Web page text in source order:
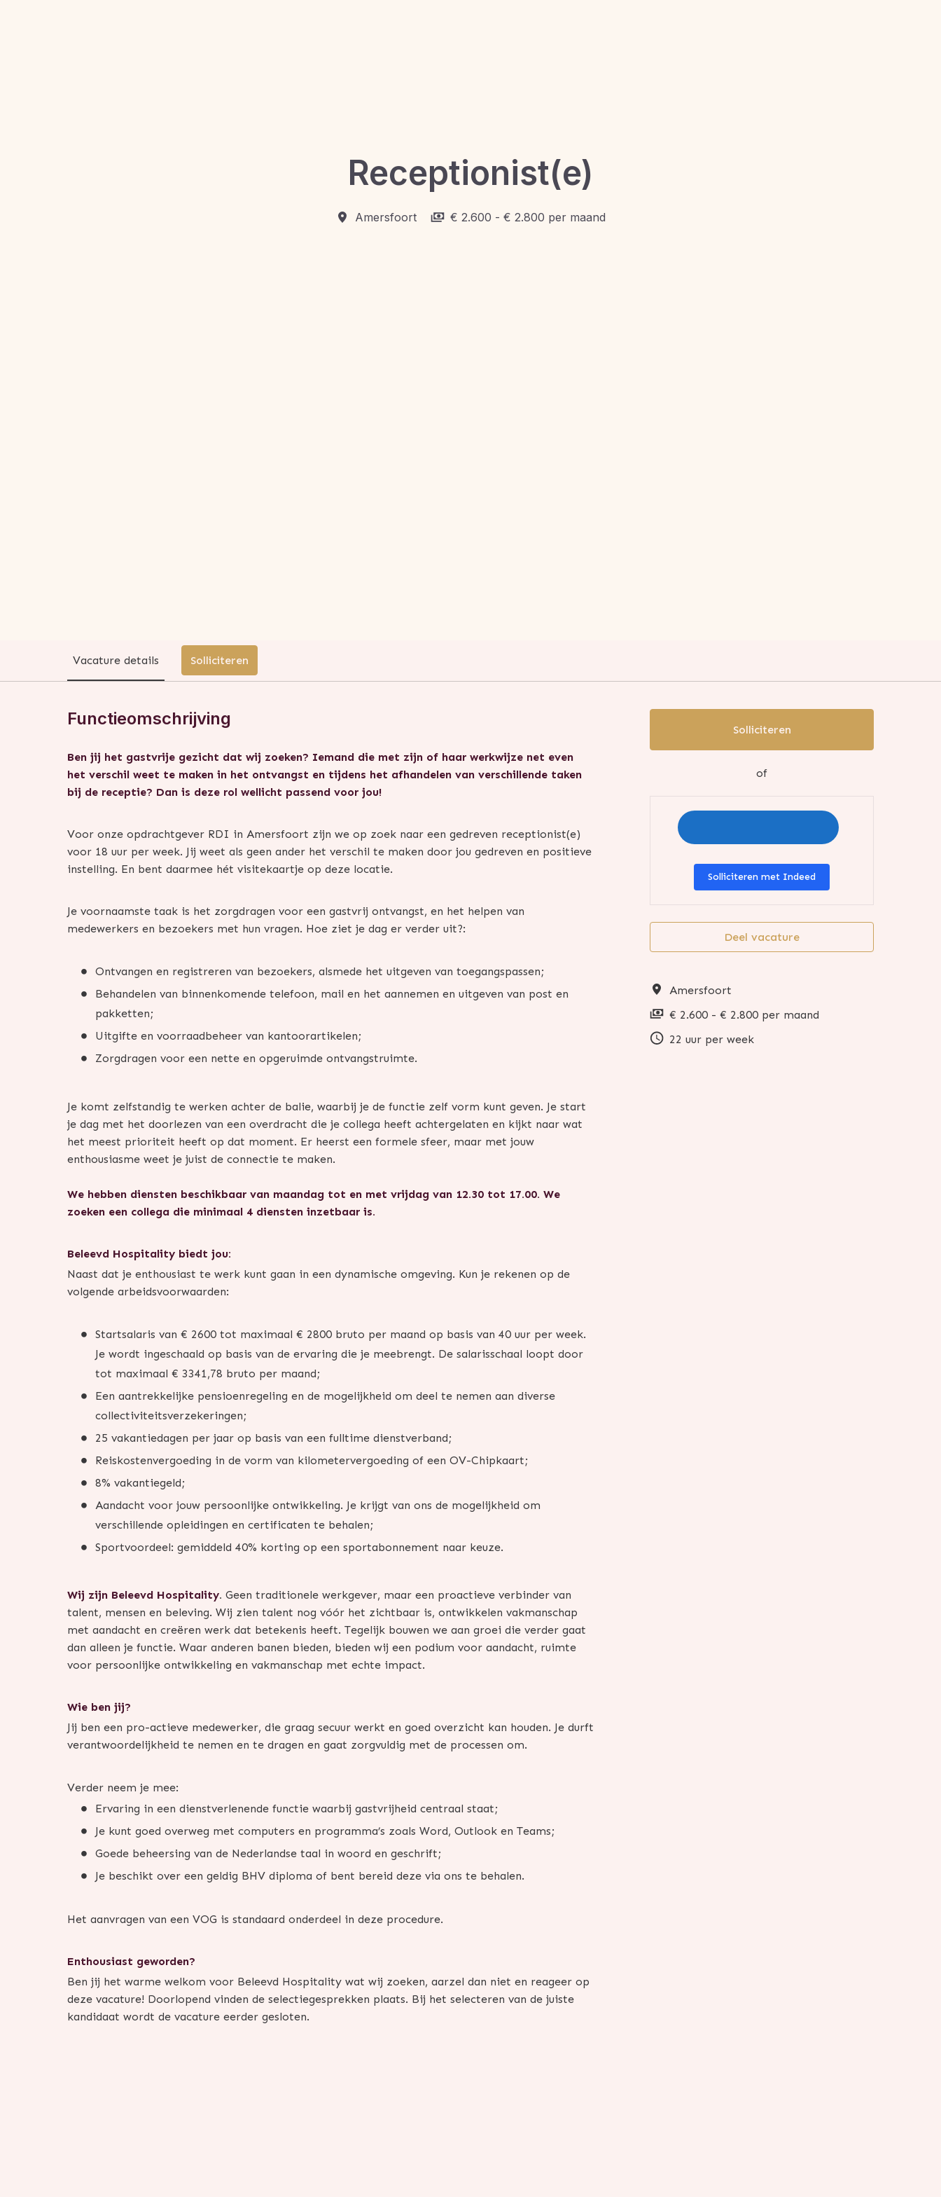
Receptionist(e)
Amersfoort € 2.600 - € 2.800 per maand
Vacature details Solliciteren
Functieomschrijving
Ben jij het gastvrije gezicht dat wij zoeken? Iemand die met zijn of haar werkwijze net even
het verschil weet te maken in het ontvangst en tijdens het afhandelen van verschillende taken
bij de receptie? Dan is deze rol wellicht passend voor jou!
Voor onze opdrachtgever RDI in Amersfoort zijn we op zoek naar een gedreven receptionist(e)
voor 18 uur per week. Jij weet als geen ander het verschil te maken door jou gedreven en positieve
instelling. En bent daarmee hét visitekaartje op deze locatie.
Je voornaamste taak is het zorgdragen voor een gastvrij ontvangst, en het helpen van
medewerkers en bezoekers met hun vragen. Hoe ziet je dag er verder uit?:
Ontvangen en registreren van bezoekers, alsmede het uitgeven van toegangspassen;
Behandelen van binnenkomende telefoon, mail en het aannemen en uitgeven van post en
pakketten;
Uitgifte en voorraadbeheer van kantoorartikelen;
Zorgdragen voor een nette en opgeruimde ontvangstruimte.
Je komt zelfstandig te werken achter de balie, waarbij je de functie zelf vorm kunt geven. Je start
je dag met het doorlezen van een overdracht die je collega heeft achtergelaten en kijkt naar wat
het meest prioriteit heeft op dat moment. Er heerst een formele sfeer, maar met jouw
enthousiasme weet je juist de connectie te maken.
We hebben diensten beschikbaar van maandag tot en met vrijdag van 12.30 tot 17.00. We
zoeken een collega die minimaal 4 diensten inzetbaar is.
Beleevd Hospitality biedt jou:
Naast dat je enthousiast te werk kunt gaan in een dynamische omgeving. Kun je rekenen op de
volgende arbeidsvoorwaarden:
Startsalaris van € 2600 tot maximaal € 2800 bruto per maand op basis van 40 uur per week.
Je wordt ingeschaald op basis van de ervaring die je meebrengt. De salarisschaal loopt door
tot maximaal € 3341,78 bruto per maand;
Een aantrekkelijke pensioenregeling en de mogelijkheid om deel te nemen aan diverse
collectiviteitsverzekeringen;
25 vakantiedagen per jaar op basis van een fulltime dienstverband;
Reiskostenvergoeding in de vorm van kilometervergoeding of een OV-Chipkaart;
8% vakantiegeld;
Aandacht voor jouw persoonlijke ontwikkeling. Je krijgt van ons de mogelijkheid om
verschillende opleidingen en certificaten te behalen;
Sportvoordeel: gemiddeld 40% korting op een sportabonnement naar keuze.
Wij zijn Beleevd Hospitality. Geen traditionele werkgever, maar een proactieve verbinder van
talent, mensen en beleving. Wij zien talent nog vóór het zichtbaar is, ontwikkelen vakmanschap
met aandacht en creëren werk dat betekenis heeft. Tegelijk bouwen we aan groei die verder gaat
dan alleen je functie. Waar anderen banen bieden, bieden wij een podium voor aandacht, ruimte
voor persoonlijke ontwikkeling en vakmanschap met echte impact.
Wie ben jij?
Jij ben een pro-actieve medewerker, die graag secuur werkt en goed overzicht kan houden. Je durft
verantwoordelijkheid te nemen en te dragen en gaat zorgvuldig met de processen om.
Verder neem je mee:
Ervaring in een dienstverlenende functie waarbij gastvrijheid centraal staat;
Je kunt goed overweg met computers en programma’s zoals Word, Outlook en Teams;
Goede beheersing van de Nederlandse taal in woord en geschrift;
Je beschikt over een geldig BHV diploma of bent bereid deze via ons te behalen.
Het aanvragen van een VOG is standaard onderdeel in deze procedure.
Enthousiast geworden?
Ben jij het warme welkom voor Beleevd Hospitality wat wij zoeken, aarzel dan niet en reageer op
deze vacature! Doorlopend vinden de selectiegesprekken plaats. Bij het selecteren van de juiste
kandidaat wordt de vacature eerder gesloten.
Solliciteren
of
Solliciteren met Indeed
Deel vacature
Amersfoort
€ 2.600 - € 2.800 per maand
22 uur per week